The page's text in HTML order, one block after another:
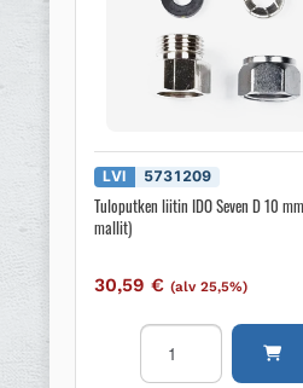
LVI 5731209
Tuloputken liitin IDO Seven D 10
mallit)
30,59€ (alv 25,5%)
Tuloputken